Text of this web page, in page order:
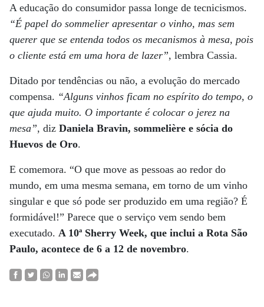
A educação do consumidor passa longe de tecnicismos.
“É papel do sommelier apresentar o vinho, mas sem
querer que se entenda todos os mecanismos à mesa, pois
o cliente está em uma hora de lazer”, lembra Cassia.
Ditado por tendências ou não, a evolução do mercado
compensa. “Alguns vinhos ficam no espírito do tempo, o
que ajuda muito. O importante é colocar o jerez na
mesa”, diz Daniela Bravin, sommelière e sócia do
Huevos de Oro.
E comemora. “O que move as pessoas ao redor do
mundo, em uma mesma semana, em torno de um vinho
singular e que só pode ser produzido em uma região? É
formidável!” Parece que o serviço vem sendo bem
executado. A 10ª Sherry Week, que inclui a Rota São
Paulo, acontece de 6 a 12 de novembro.